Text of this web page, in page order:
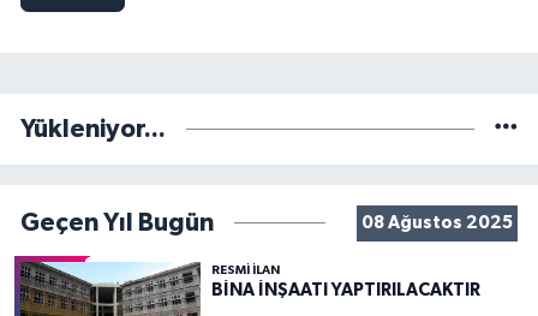
Yükleniyor...
Geçen Yıl Bugün 08 Ağustos 2025
RESMİ İLAN
BİNA İNŞAATI YAPTIRILACAKTIR